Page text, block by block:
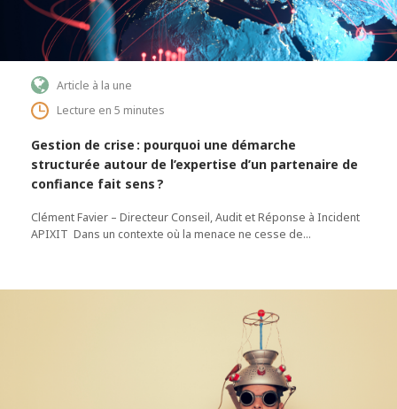
Gestion de crise : pourquoi une démarche
structurée autour de l’expertise d’un partenaire de
confiance fait sens ?
Clément Favier – Directeur Conseil, Audit et Réponse à Incident
APIXIT Dans un contexte où la menace ne cesse de…
Article à la une
Lecture en 5 minutes